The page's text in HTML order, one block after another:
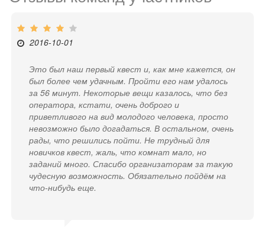
2016-10-01
Это был наш первый квест и, как мне кажется, он
был более чем удачным. Пройти его нам удалось
за 56 минут. Некоторые вещи казалось, что без
оператора, кстати, очень доброго и
приветливого на вид молодого человека, просто
невозможно было догадаться. В остальном, очень
рады, что решились пойти. Не трудный для
новичков квест, жаль, что комнат мало, но
заданий много. Спасибо организаторам за такую
чудесную возможность. Обязательно пойдём на
что-нибудь еще.